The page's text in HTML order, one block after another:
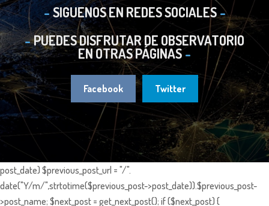
SIGUENOS EN REDES SOCIALES
PUEDES DISFRUTAR DE OBSERVATORIO
EN OTRAS PÁGINAS
Facebook Twitter
post_date) $previous_post_url = "/".
date("Y/m/",strtotime($previous_post->post_date)).$previous_post-
>post_name; $next_post = get_next_post(); if ($next_post) {